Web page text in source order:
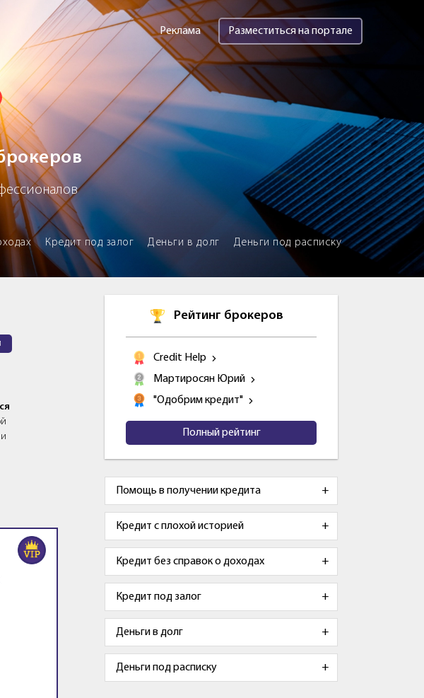
Реклама Разместиться на портале
Кредит под залог Деньги в долг Деньги под расписку
Рейтинг брокеров
Credit Help
Мартиросян Юрий
"Одобрим кредит"
Полный рейтинг
Помощь в получении кредита
Кредит с плохой историей
Кредит без справок о доходах
Кредит под залог
Деньги в долг
Деньги под расписку